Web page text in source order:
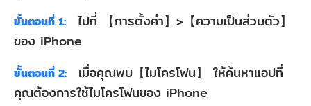
ขั้นตอนที่ 1:
ไปที่ 【การตั้งค่า】>【ความเป็นส่วนตัว】
ของ iPhone
ขั้นตอนที่ 2:
เมื่อคุณพบ【ไมโครโฟน】 ให้ค้นหาแอปที่
คุณต้องการใช้ไมโครโฟนของ iPhone